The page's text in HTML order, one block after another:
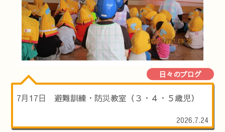
日々のブログ
7月17日 避難訓練・防災教室（３・４・５歳児）
2026.7.24